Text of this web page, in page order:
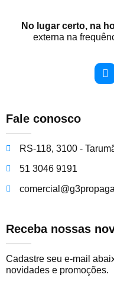
No lugar certo, na
externa na
Fale conosco
RS-118, 3100 -
51 3046 9191
Receba nossas
Cadastre seu e-mail
novidades e promoções.